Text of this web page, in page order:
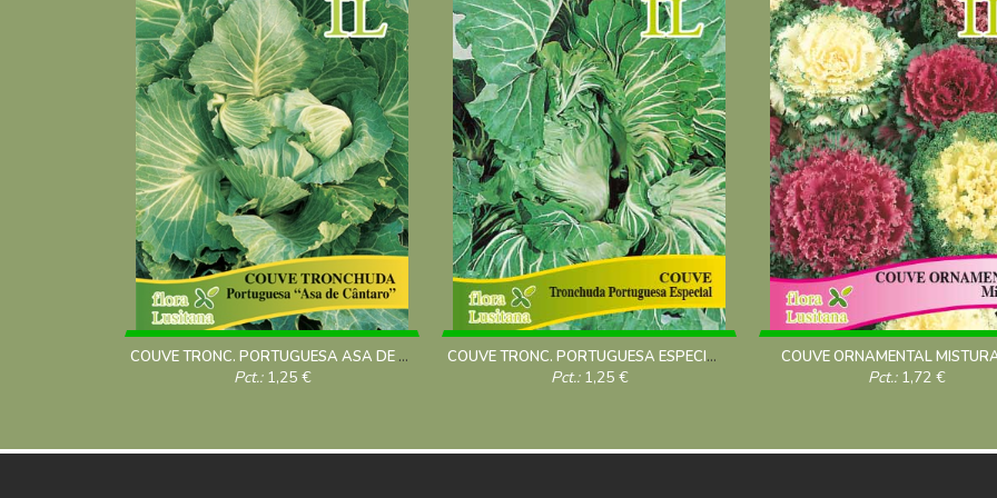
COUVE TRONC. PORTUGUESA ASA DE CANTARO 10g
Pct.: 1,25 €
COUVE TRONC. PORTUGUESA ESPECIAL 10g
Pct.: 1,25 €
COUVE ORNAMENTAL
Pct.: 1,72 €